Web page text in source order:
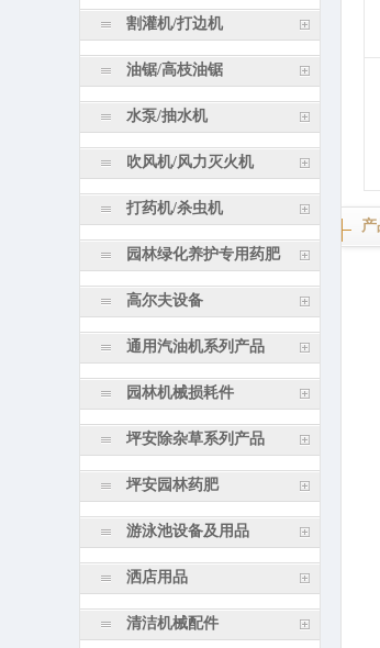
割灌机/打边机
油锯/高枝油锯
水泵/抽水机
吹风机/风力灭火机
打药机/杀虫机
园林绿化养护专用药肥
高尔夫设备
通用汽油机系列产品
园林机械损耗件
坪安除杂草系列产品
坪安园林药肥
游泳池设备及用品
洒店用品
清洁机械配件
产